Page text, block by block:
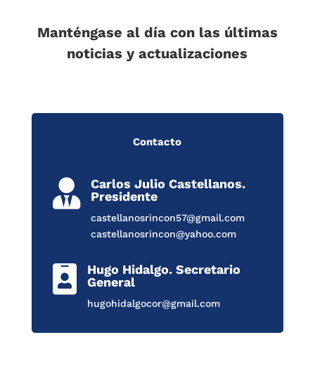
Manténgase al día con las últimas
noticias y actualizaciones
Contacto

Carlos Julio Castellanos.
Presidente
castellanosrincon57@gmail.com
castellanosrincon@yahoo.com

Hugo Hidalgo. Secretario
General
hugohidalgocor@gmail.com